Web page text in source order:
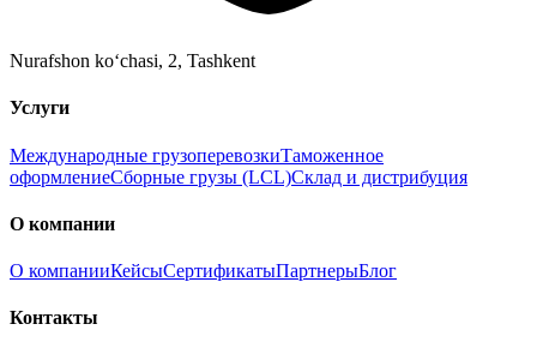
Nurafshon ko‘chasi, 2, Tashkent
Услуги
Международные грузоперевозкиТаможенное
оформлениеСборные грузы (LCL)Склад и дистрибуция
О компании
О компанииКейсыСертификатыПартнерыБлог
Контакты